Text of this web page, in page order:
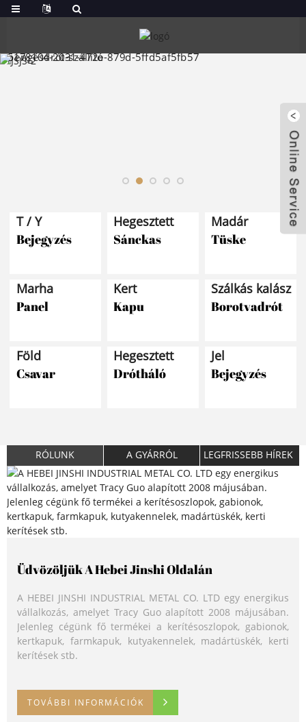
T / Y
Bejegyzés
Hegesztett
Sánckas
Madár
Tüske
Marha
Panel
Kert
Kapu
Szálkás kalász
Borotvadrót
Föld
Csavar
Hegesztett
Drótháló
Jel
Bejegyzés
Üdvözöljük A Hebei Jinshi Oldalán
A HEBEI JINSHI INDUSTRIAL METAL CO. LTD egy energikus
vállalkozás, amelyet Tracy Guo alapított 2008 májusában.
Jelenleg cégünk fő termékei a kerítésoszlopok, gabionok,
kertkapuk, farmkapuk, kutyakennelek, madártüskék, kerti
kerítések stb.
TOVÁBBI INFORMÁCIÓK
BSCI nemzetközi minőségbiztosítási rendszer szerint
gyártjuk, és a minősített beszállítói tanúsítványok is
elismerték pozíciónkat a helyi piacon.
TOVÁBBI INFORMÁCIÓK
HB JINSHI Hírek
A HEBEI JINSHI INDUSTRIAL METAL CO., LTD, egy
professzionális kerítésgyártó, szeretettel meghívja Önt
standjára a Big 5 Construct South Africa 2026 kiállításon –
egy vezető regionális építőipari kiállításon. Stand: HALL5 5-
158, Dátum: 2026. június 9-11.
TOVÁBBI INFORMÁCIÓK
RÓLUNK A GYÁRRÓL LEGFRISSEBB HÍREK